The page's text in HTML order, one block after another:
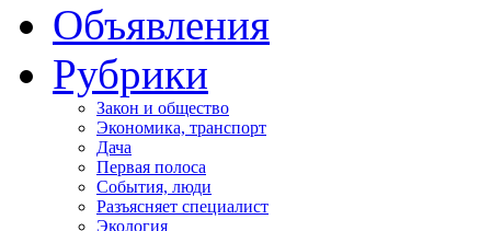
Объявления
Рубрики
Закон и общество
Экономика, транспорт
Дача
Первая полоса
События, люди
Разъясняет специалист
Экология